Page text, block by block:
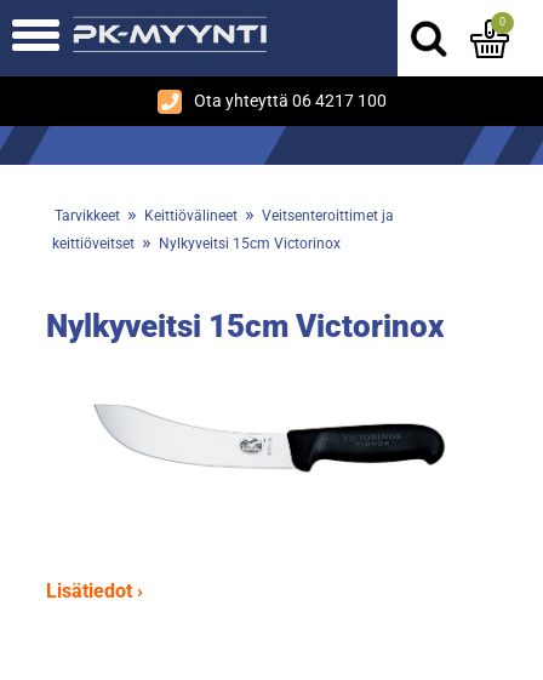
Ota yhteyttä 06 4217 100
0
Tarvikkeet » Keittiövälineet » Veitsenteroittimet ja
keittiöveitset » Nylkyveitsi 15cm Victorinox
Nylkyveitsi 15cm Victorinox
Lisätiedot ›